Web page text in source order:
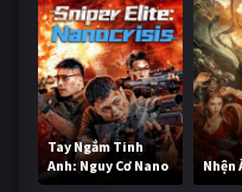
Tay Ngắm Tinh
Anh: Nguy Cơ Nano
Nhện